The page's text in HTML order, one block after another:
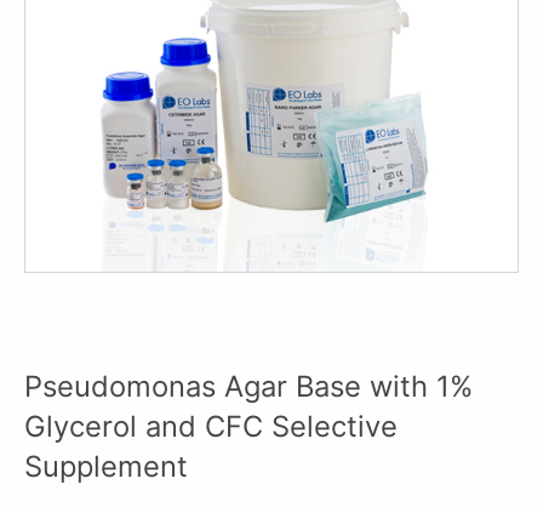
Pseudomonas Agar Base with 1%
Glycerol and CFC Selective
Supplement